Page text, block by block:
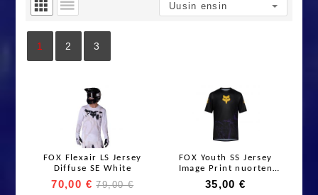
1 2 3
FOX Flexair LS Jersey
Diffuse SE White
70,00 € 79,00 €
FOX Youth SS Jersey
Image Print nuorten
lyhythihainen ajopaita
35,00 €